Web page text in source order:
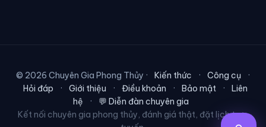
© 2026 Chuyên Gia Phong Thủy · Kiến thức · Công cụ
·
Hỏi đáp
· Giới thiệu · Điều khoản · Bảo mật ·
Liên
hệ
·
💬 Diễn đàn chuyên gia
Kết nối chuyên gia phong thủy, đánh giá thật, đặt lịch trực